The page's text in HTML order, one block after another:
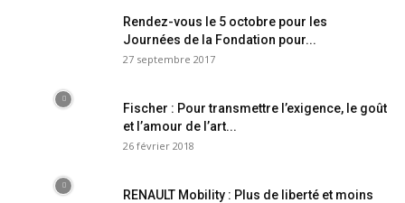
Rendez-vous le 5 octobre pour les
Journées de la Fondation pour...
27 septembre 2017
Fischer : Pour transmettre l’exigence, le goût
et l’amour de l’art...
26 février 2018
RENAULT Mobility : Plus de liberté et moins